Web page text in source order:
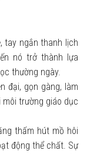
tay ngắn thanh lịch
nó trở thành lựa
thường ngày.
đại, gọn gàng, làm
trường giáo dục
thấm hút mồ hôi
động thể chất. Sự